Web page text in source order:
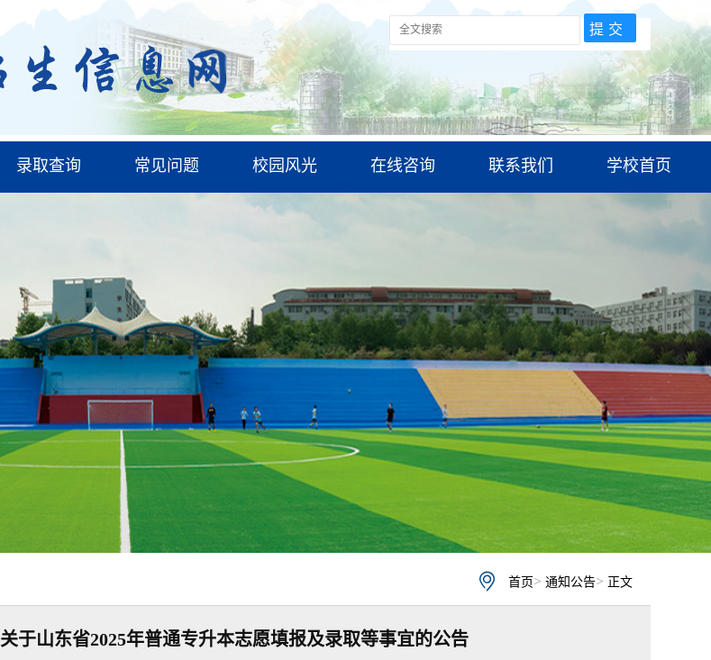
录取查询 常见问题 校园风光 在线咨询 联系我们 学校首页
首页 > 通知公告> 正文
关于山东省2025年普通专升本志愿填报及录取等事宜的公告